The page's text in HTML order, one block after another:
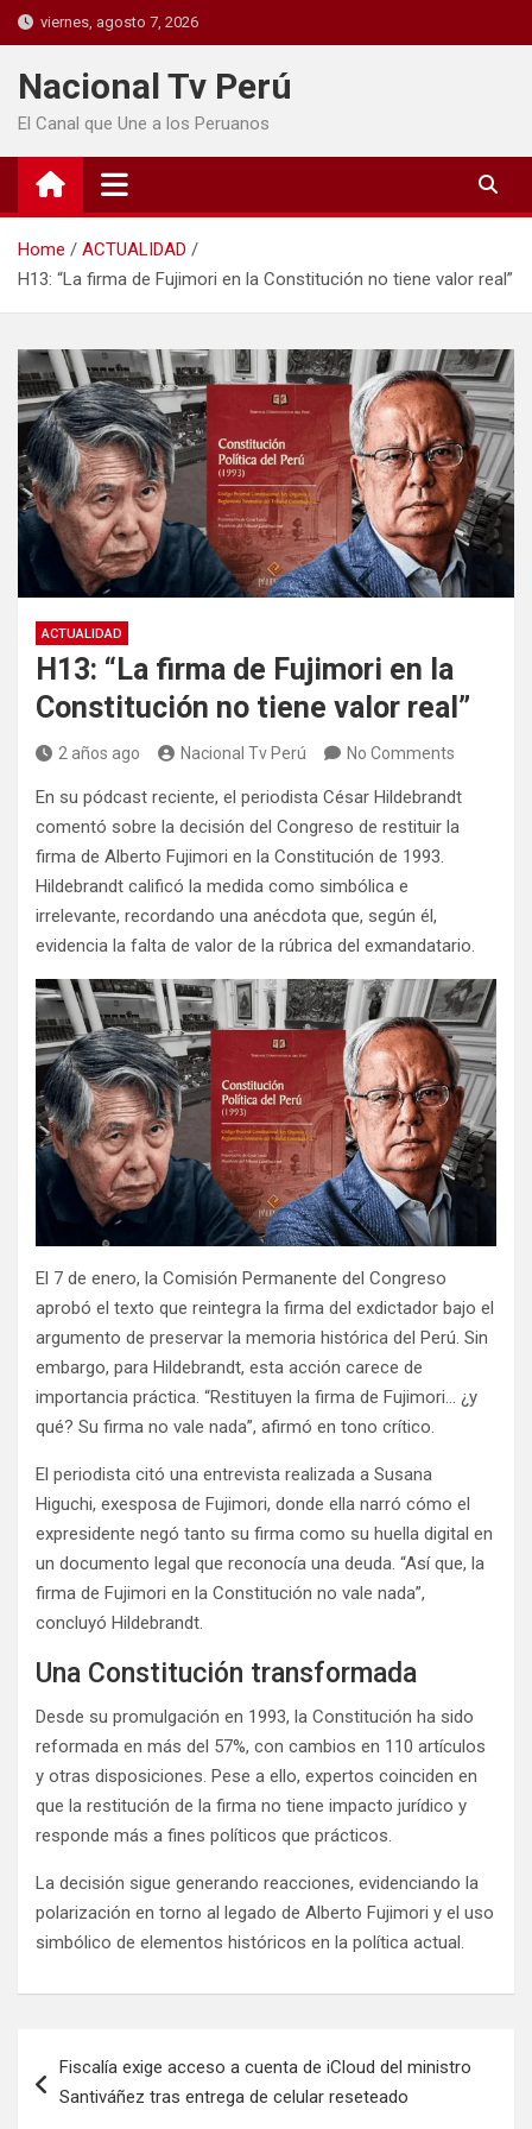
viernes, agosto 7, 2026
Nacional Tv Perú
El Canal que Une a los Peruanos
Home
ACTUALIDAD
H13: “La firma de Fujimori en la Constitución no tiene valor real”
ACTUALIDAD
H13: “La firma de Fujimori en la
Constitución no tiene valor real”
2 años ago Nacional Tv Perú No Comments
En su pódcast reciente, el periodista César Hildebrandt
comentó sobre la decisión del Congreso de restituir la
firma de Alberto Fujimori en la Constitución de 1993.
Hildebrandt calificó la medida como simbólica e
irrelevante, recordando una anécdota que, según él,
evidencia la falta de valor de la rúbrica del exmandatario.
El 7 de enero, la Comisión Permanente del Congreso
aprobó el texto que reintegra la firma del exdictador bajo el
argumento de preservar la memoria histórica del Perú. Sin
embargo, para Hildebrandt, esta acción carece de
importancia práctica. “Restituyen la firma de Fujimori… ¿y
qué? Su firma no vale nada”, afirmó en tono crítico.
El periodista citó una entrevista realizada a Susana
Higuchi, exesposa de Fujimori, donde ella narró cómo el
expresidente negó tanto su firma como su huella digital en
un documento legal que reconocía una deuda. “Así que, la
firma de Fujimori en la Constitución no vale nada”,
concluyó Hildebrandt.
Una Constitución transformada
Desde su promulgación en 1993, la Constitución ha sido
reformada en más del 57%, con cambios en 110 artículos
y otras disposiciones. Pese a ello, expertos coinciden en
que la restitución de la firma no tiene impacto jurídico y
responde más a fines políticos que prácticos.
La decisión sigue generando reacciones, evidenciando la
polarización en torno al legado de Alberto Fujimori y el uso
simbólico de elementos históricos en la política actual.
Fiscalía exige acceso a cuenta de iCloud del ministro
Santiváñez tras entrega de celular reseteado